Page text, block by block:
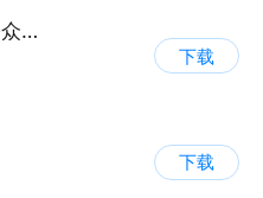
微店开店助手-公众号小程序商家版
下载
下载